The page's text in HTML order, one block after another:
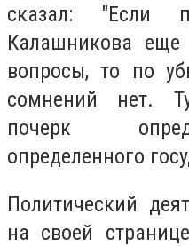
сказал: "Если
Калашникова еще
вопросы, то по
сомнений нет.
почерк
определенного
Политический
на своей